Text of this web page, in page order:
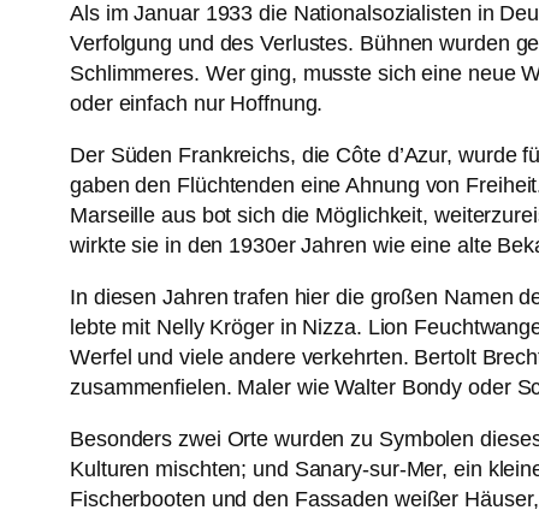
Als im Januar 1933 die Nationalsozialisten in
Verfolgung und des Verlustes. Bühnen wurden
Schlimmeres. Wer ging, musste sich eine neue
oder einfach nur Hoffnung.
Der Süden Frankreichs, die Côte d’Azur, wurde
gaben den Flüchtenden eine Ahnung von
Marseille aus bot sich die Möglichkeit,
wirkte sie in den 1930er Jahren wie eine alte
In diesen Jahren trafen hier die großen Namen
lebte mit Nelly Kröger in Nizza. Lion
Werfel und viele andere verkehrten. Bertolt
zusammenfielen. Maler wie Walter Bondy oder
Besonders zwei Orte wurden zu Symbolen
Kulturen mischten; und Sanary-sur-Mer, ein
Fischerbooten und den Fassaden weißer